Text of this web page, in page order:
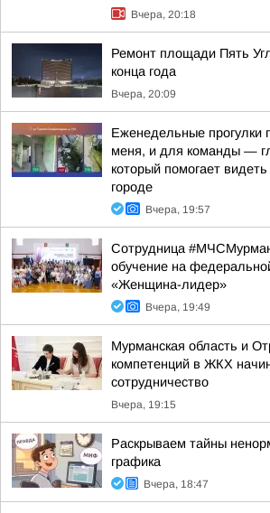
Вчера, 20:18
Ремонт площади Пять
конца года
Вчера, 20:09
Еженедельные прогулки
меня, и для команды —
который помогает
городе
Вчера, 19:57
Сотрудница
обучение на
«Женщина-лидер»
Вчера, 19:49
Мурманская область и
компетенций в ЖКХ
сотрудничество
Вчера, 19:15
Раскрываем тайны
графика
Вчера, 18:47